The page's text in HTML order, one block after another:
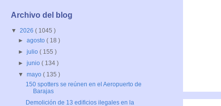
Archivo del blog
▼ 2026 ( 1045 )
►agosto( 18 )
►julio( 155 )
►junio( 134 )
▼mayo( 135 )
150 spotters se reúnen en el Aeropuerto de
Barajas
Demolición de 13 edificios ilegales en la